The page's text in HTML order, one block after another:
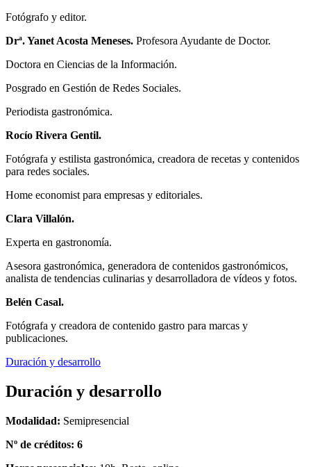
Fotógrafo y editor.
Drª. Yanet Acosta Meneses. Profesora Ayudante de Doctor.
Doctora en Ciencias de la Información.
Posgrado en Gestión de Redes Sociales.
Periodista gastronómica.
Rocío Rivera Gentil.
Fotógrafa y estilista gastronómica, creadora de recetas y contenidos
para redes sociales.
Home economist para empresas y editoriales.
Clara Villalón.
Experta en gastronomía.
Asesora gastronómica, generadora de contenidos gastronómicos,
analista de tendencias culinarias y desarrolladora de vídeos y fotos.
Belén Casal.
Fotógrafa y creadora de contenido gastro para marcas y
publicaciones.
Duración y desarrollo
Duración y desarrollo
Modalidad: Semipresencial
Nº de créditos: 6